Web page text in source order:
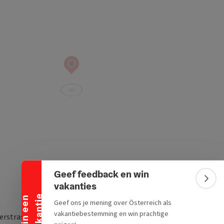
W
i
n
e
e
n
v
a
k
a
n
t
ie
Banner inklappen
Geef feedback en win
vakanties
Geef ons je mening over Österreich als
vakantiebestemming en win prachtige
14